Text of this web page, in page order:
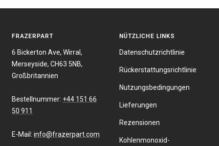
FRAZERPART
6 Bickerton Ave, Wirral,
Merseyside, CH63 5NB,
Großbritannien
Bestellnummer: +44 151 66
50 911
E-Mail: info@frazerpart.com
NÜTZLICHE LINKS
Datenschutzrichtlinie
Rückerstattungsrichtlinie
Nutzungsbedingungen
Lieferungen
Rezensionen
Kohlenmonoxid-